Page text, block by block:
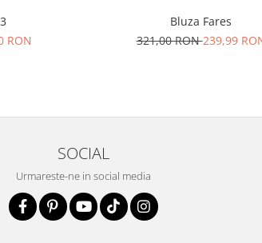
RON
Bluza Fares
321,00 RON239,99
SOCIAL
Urmareste-ne in social media